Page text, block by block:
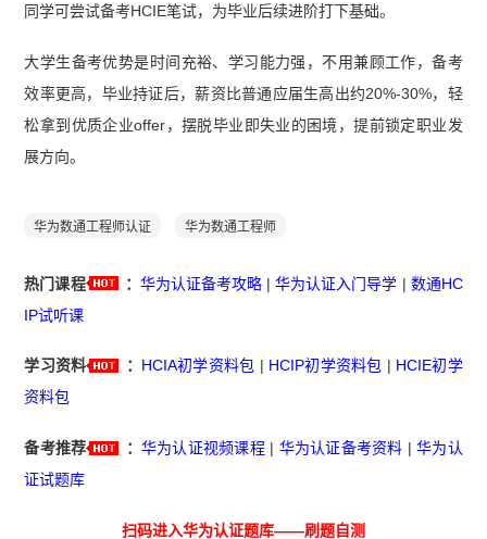
同学可尝试备考HCIE笔试，为毕业后续进阶打下基础。
大学生备考优势是时间充裕、学习能力强，不用兼顾工作，备考
效率更高，毕业持证后，薪资比普通应届生高出约20%-30%，轻
松拿到优质企业offer，摆脱毕业即失业的困境，提前锁定职业发
展方向。
华为数通工程师认证 华为数通工程师
热门课程 ： 华为认证备考攻略 |华为认证入门导学 | 数通HC
IP试听课
学习资料 ： HCIA初学资料包 | HCIP初学资料包 | HCIE初学
资料包
备考推荐 ： 华为认证视频课程| 华为认证备考资料 |华为认
证试题库
扫码进入华为认证题库——刷题自测